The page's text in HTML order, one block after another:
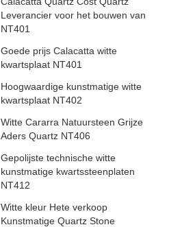
Leverancier voor het bouwen van
NT401
Goede prijs Calacatta witte
kwartsplaat NT401
Hoogwaardige kunstmatige witte
kwartsplaat NT402
Witte Cararra Natuursteen Grijze
Aders Quartz NT406
Gepolijste technische witte
kunstmatige kwartssteenplaten
NT412
Witte kleur Hete verkoop
Kunstmatige Quartz Stone